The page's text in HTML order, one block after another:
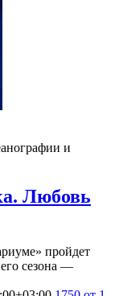
и
Любовь
пройдет
сезона —